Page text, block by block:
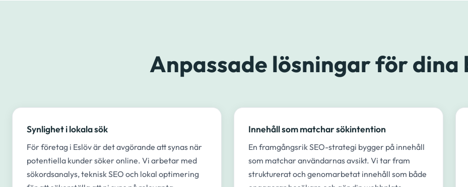
Anpassade lösningar för dina
Synlighet i lokala sök
För företag i Eslöv är det avgörande att synas när
potentiella kunder söker online. Vi arbetar med
sökordsanalys, teknisk SEO och lokal optimering
Innehåll som matchar sökintention
En framgångsrik SEO-strategi bygger på innehåll
som matchar användarnas avsikt. Vi tar fram
strukturerat och genomarbetat innehåll som både